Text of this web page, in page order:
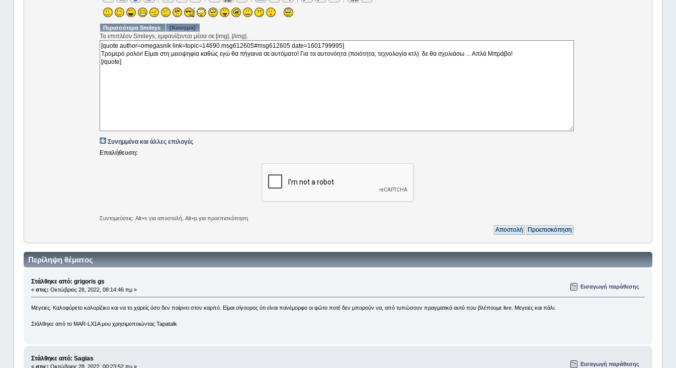
Περισσότερα Smileys [Άνοιγμα]
Τα επιπλέον Smileys, εμφανίζονται μέσα σε [img]..[/img].
Συνημμένα και άλλες επιλογές
Επαλήθευση:
Συντομεύσεις: Alt+s για αποστολή, Alt+p για προεπισκόπηση
Περίληψη θέματος
Στάλθηκε από: grigoris gs
« στις: Οκτώβριος 28, 2022, 08:14:46 πμ » Εισαγωγή παράθεσης
Μεγειες. Καλοφόρετο καλορίζικο και να το χαρείς όσο δεν παίρνει στον καρπό. Είμαι σίγουρος ότι είναι πανέμορφο οι φώτο ποτέ δεν μπορούν να, από τυπώσουν πραγματικά αυτό που βλέπουμε live. Μεγειες και πάλι.
Στάλθηκε από το MAR-LX1A μου χρησιμοποιώντας Tapatalk
Στάλθηκε από: Sagias
« στις: Οκτώβριος 28, 2022, 00:23:52 πμ » Εισαγωγή παράθεσης